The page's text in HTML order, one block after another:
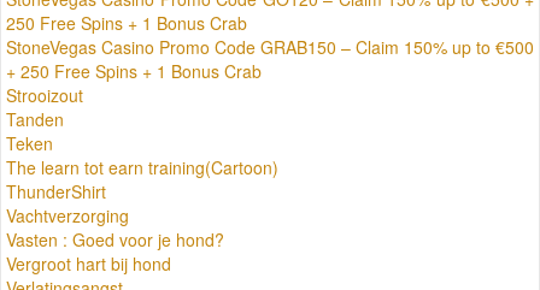
250 Free Spins + 1 Bonus Crab
StoneVegas Casino Promo Code GRAB150 – Claim 150% up to €500
+ 250 Free Spins + 1 Bonus Crab
Strooizout
Tanden
Teken
The learn tot earn training(Cartoon)
ThunderShirt
Vachtverzorging
Vasten : Goed voor je hond?
Vergroot hart bij hond